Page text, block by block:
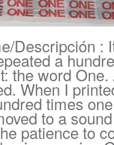
Descripción :
a
the word
When I
times
to a
patience to